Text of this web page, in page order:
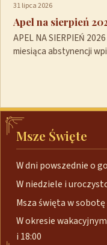
31 lipca 2026
Apel na sierpień
APEL NA SIERPIEŃ
miesiąca abstynencji
Msze Święte
W dni powszednie o
W niedziele i
Msza święta w
W okresie
i 18:00